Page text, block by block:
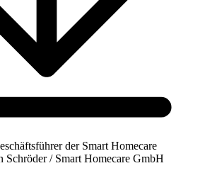
der Smart Homecare
/ Smart Homecare GmbH